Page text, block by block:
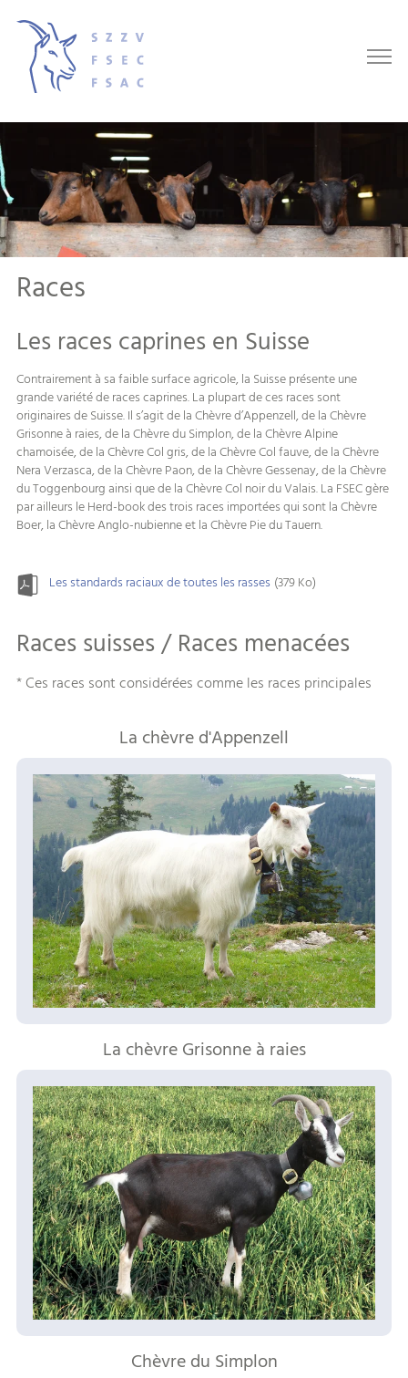
Races
Les races caprines en Suisse
Contrairement à sa faible surface agricole, la Suisse présente une
grande variété de races caprines. La plupart de ces races sont
originaires de Suisse. Il s’agit de la Chèvre d’Appenzell, de la Chèvre
Grisonne à raies, de la Chèvre du Simplon, de la Chèvre Alpine
chamoisée, de la Chèvre Col gris, de la Chèvre Col fauve, de la Chèvre
Nera Verzasca, de la Chèvre Paon, de la Chèvre Gessenay, de la Chèvre
du Toggenbourg ainsi que de la Chèvre Col noir du Valais. La FSEC gère
par ailleurs le Herd-book des trois races importées qui sont la Chèvre
Boer, la Chèvre Anglo-nubienne et la Chèvre Pie du Tauern.
Les standards raciaux de toutes les rasses (379 Ko)
Races suisses / Races menacées
* Ces races sont considérées comme les races principales
La chèvre d'Appenzell
La chèvre Grisonne à raies
Chèvre du Simplon